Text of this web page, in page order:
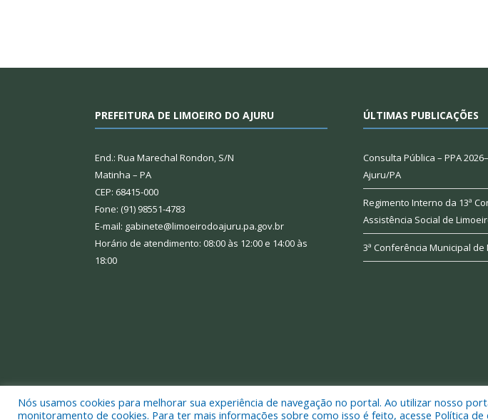
PREFEITURA DE LIMOEIRO DO AJURU
End.: Rua Marechal Rondon, S/N
Matinha – PA
CEP: 68415-000
Fone: (91) 98551-4783
E-mail: gabinete@limoeirodoajuru.pa.gov.br
Horário de atendimento: 08:00 às 12:00 e 14:00 às
18:00
ÚLTIMAS PUBLICAÇÕES
Consulta Pública – PPA
Ajuru/PA
Regimento Interno da 13ª
Assistência Social de
3ª Conferência Municipal de
Todos os direitos reservados a Prefeitura Municipal de Limoeiro do Ajuru.
Nós usamos cookies para melhorar sua experiência de navegação no portal. Ao utilizar nosso
monitoramento de cookies. Para ter mais informações sobre como isso é feito, acesse Política de